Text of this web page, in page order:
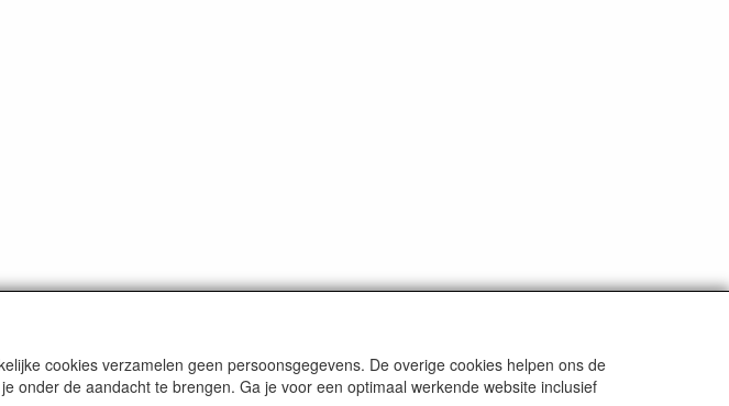
cookies verzamelen geen persoonsgegevens. De overige cookies helpen ons de
onder de aandacht te brengen. Ga je voor een optimaal werkende website inclusief